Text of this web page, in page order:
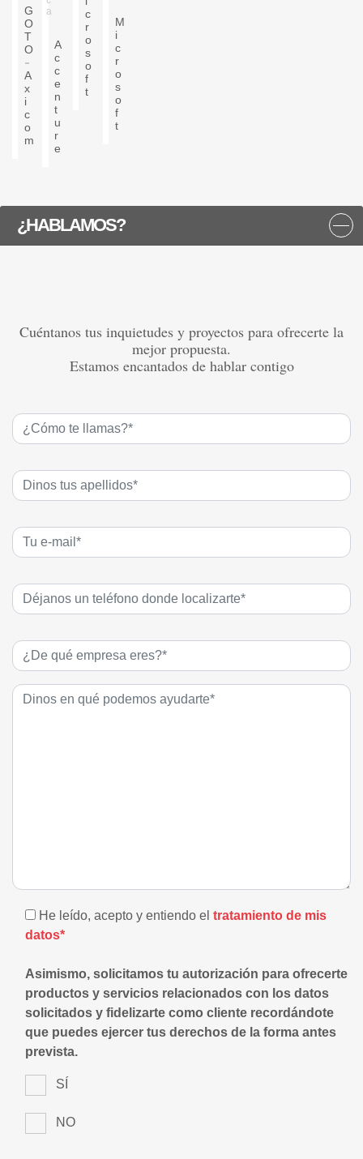
G
O
T
O
A
x
i
c
o
m
a
A
c
c
e
n
t
u
r
e
c
r
o
s
o
f
t
M
i
c
r
o
s
o
f
t
¿HABLAMOS?
Cuéntanos tus inquietudes y proyectos para ofrecerte la
mejor propuesta.
Estamos encantados de hablar contigo
He leído, acepto y entiendo el tratamiento de mis
datos*
Asimismo, solicitamos tu autorización para ofrecerte
productos y servicios relacionados con los datos
solicitados y fidelizarte como cliente recordándote
que puedes ejercer tus derechos de la forma antes
prevista.
SÍ
NO